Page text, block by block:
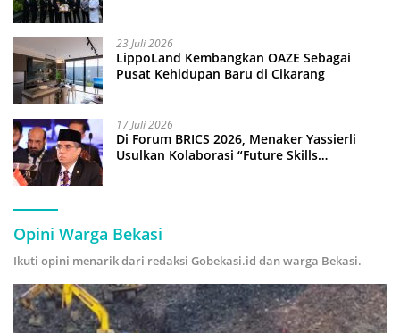
23 Juli 2026
LippoLand Kembangkan OAZE Sebagai
Pusat Kehidupan Baru di Cikarang
17 Juli 2026
Di Forum BRICS 2026, Menaker Yassierli
Usulkan Kolaborasi “Future Skills
Opini Warga Bekasi
Ikuti opini menarik dari redaksi Gobekasi.id dan warga Bekasi.